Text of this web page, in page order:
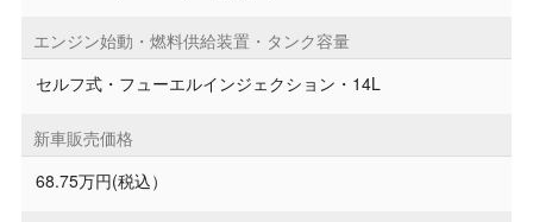
エンジン始動・燃料供給装置・タンク容量
セルフ式・フューエルインジェクション・14L
新車販売価格
68.75万円(税込）